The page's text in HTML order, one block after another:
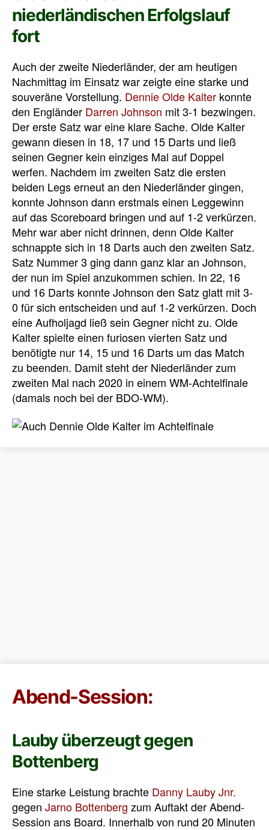
niederländischen Erfolgslauf
fort
Auch der zweite Niederländer, der am heutigen
Nachmittag im Einsatz war zeigte eine starke und
souveräne Vorstellung. Dennie Olde Kalter konnte
den Engländer Darren Johnson mit 3-1 bezwingen.
Der erste Satz war eine klare Sache. Olde Kalter
gewann diesen in 18, 17 und 15 Darts und ließ
seinen Gegner kein einziges Mal auf Doppel
werfen. Nachdem im zweiten Satz die ersten
beiden Legs erneut an den Niederländer gingen,
konnte Johnson dann erstmals einen Leggewinn
auf das Scoreboard bringen und auf 1-2 verkürzen.
Mehr war aber nicht drinnen, denn Olde Kalter
schnappte sich in 18 Darts auch den zweiten Satz.
Satz Nummer 3 ging dann ganz klar an Johnson,
der nun im Spiel anzukommen schien. In 22, 16
und 16 Darts konnte Johnson den Satz glatt mit 3-
0 für sich entscheiden und auf 1-2 verkürzen. Doch
eine Aufholjagd ließ sein Gegner nicht zu. Olde
Kalter spielte einen furiosen vierten Satz und
benötigte nur 14, 15 und 16 Darts um das Match
zu beenden. Damit steht der Niederländer zum
zweiten Mal nach 2020 in einem WM-Achtelfinale
(damals noch bei der BDO-WM).
Abend-Session:
Lauby überzeugt gegen
Bottenberg
Eine starke Leistung brachte Danny Lauby Jnr.
gegen Jarno Bottenberg zum Auftakt der Abend-
Session ans Board. Innerhalb von rund 20 Minuten